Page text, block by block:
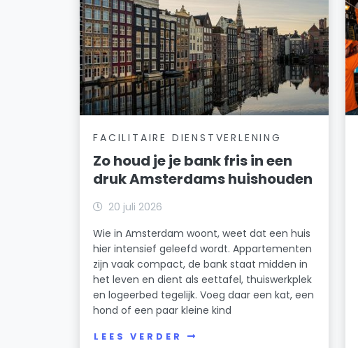
FACILITAIRE DIENSTVERLENING
Zo houd je je bank fris in een
druk Amsterdams huishouden
20 juli 2026
Wie in Amsterdam woont, weet dat een huis
hier intensief geleefd wordt. Appartementen
zijn vaak compact, de bank staat midden in
het leven en dient als eettafel, thuiswerkplek
en logeerbed tegelijk. Voeg daar een kat, een
hond of een paar kleine kind
LEES VERDER